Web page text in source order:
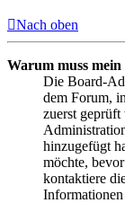
Nach oben
Warum muss
Die Board-
dem Forum,
zuerst geprüft
hinzugefügt
möchte,
kontaktiere